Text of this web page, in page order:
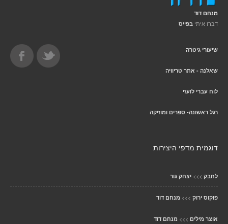
מנחם דוד
דברו איתי בפייס
שיעורי גיטרה
שאלנה - אתר טריוויה
לוח עברי לועזי
רגל ראשונה- ספרים ומוזיקה
דוגמית מדפי היצירות
לחבק >>> יצחק גור
פוקוס ירוק >>> מנחם דוד
אוצר מילים >>> מנחם דוד